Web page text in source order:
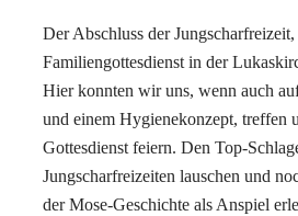
Der Abschluss der
Familiengottesdienst in der
Hier konnten wir uns, wenn auch
und einem Hygienekonzept, treffen
Gottesdienst feiern. Den Top-
Jungscharfreizeiten lauschen und
der Mose-Geschichte als Anspiel